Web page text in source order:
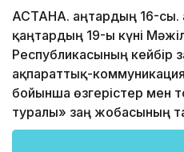
АСТАНА. Қаңтардың 16-сы.
қаңтардың 19-ы күні
Республикасының кейбір
ақпараттық-
бойынша өзгерістер мен
туралы» заң жобасының